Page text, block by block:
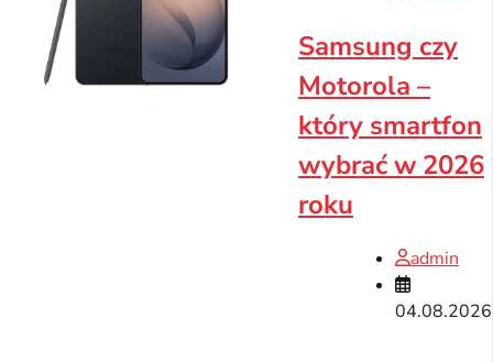
Samsung czy
Motorola –
który smartfon
wybrać w 2026
roku
admin
04.08.2026